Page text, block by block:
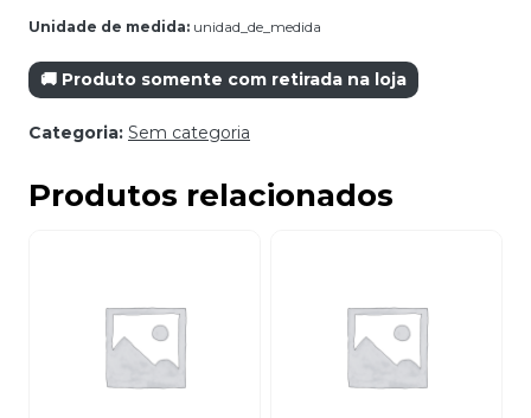
Unidade de medida: unidad_de_medida
🚚 Produto somente com retirada na loja
Categoria: Sem categoria
Produtos relacionados